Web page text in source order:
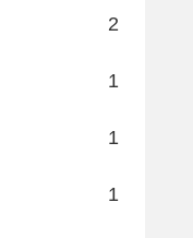
2
1
1
1